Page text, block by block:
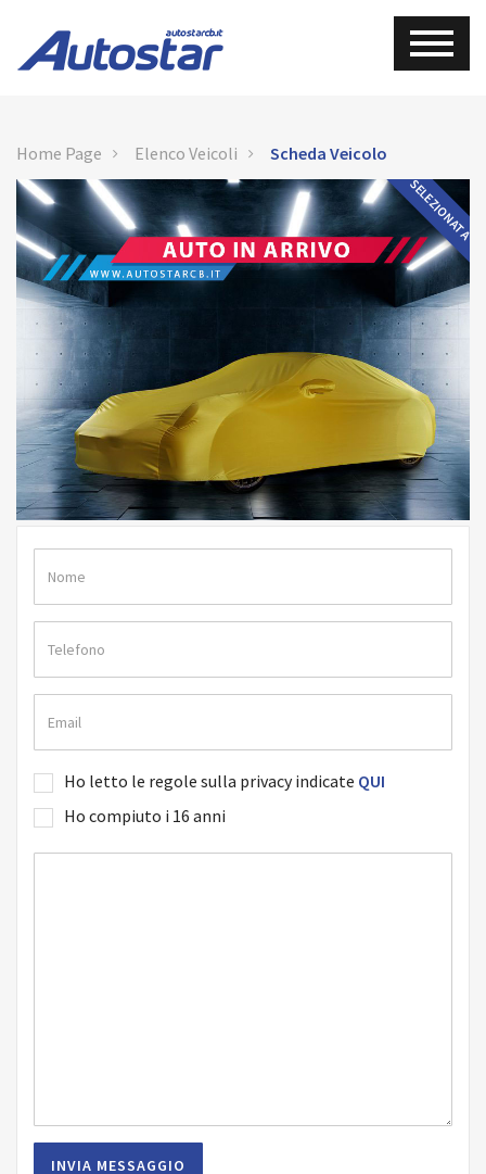
Home Page Elenco Veicoli Scheda Veicolo
SELEZIONATA
Ho letto le regole sulla privacy indicate QUI
Ho compiuto i 16 anni